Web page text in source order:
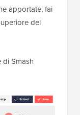
apportate, fai
del
di Smash